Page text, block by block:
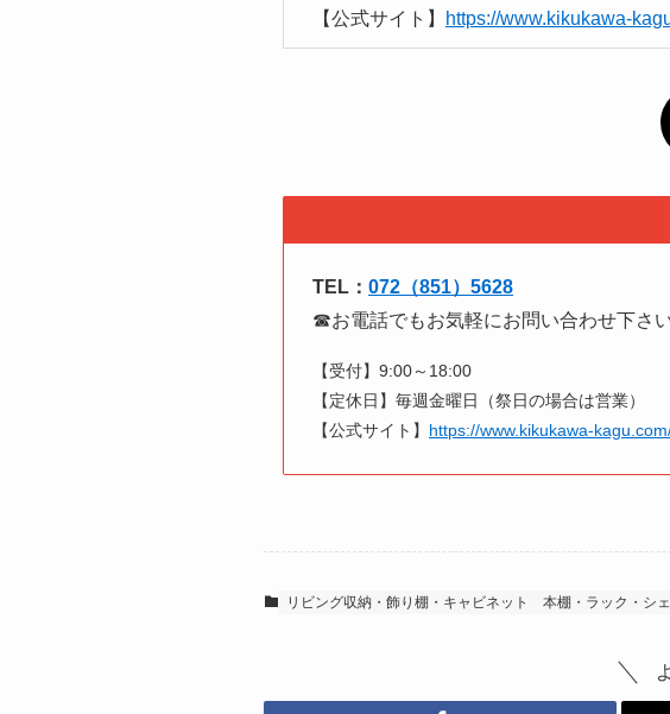
【公式サイト】
https://www.kikukawa-
TEL： 072（851）5628
☎お電話でもお気軽にお問い合わせ下さ
【受付】9:00～18:00
【定休日】毎週金曜日（祭日の場合は営業）
【公式サイト】 https://www.kikukawa-
リビング収納・飾り棚・キャビネット 本棚・ラック・シ